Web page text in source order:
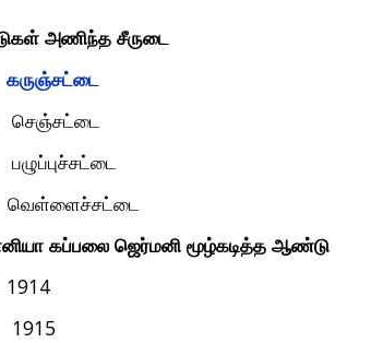
அணிந்த சீருடை
கருஞ்சட்டை
செஞ்சட்டை
பழுப்புச்சட்டை
வெள்ளைச்சட்டை
கப்பலை ஜெர்மனி மூழ்கடித்த ஆண்டு